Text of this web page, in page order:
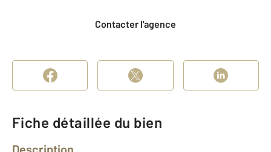
Contacter l'agence
Fiche détaillée du bien
Description